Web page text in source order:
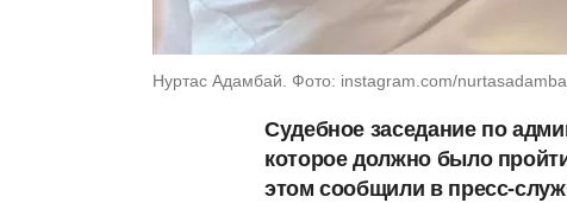
Нуртас Адамбай. Фото: instagram.com/
Судебное заседание по
которое должно было
этом сообщили в пресс-